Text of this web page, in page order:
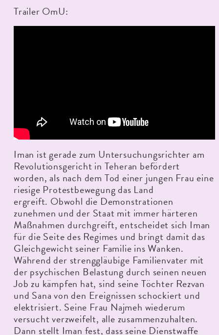
Trailer OmU:
Iman ist gerade zum Untersuchungsrichter am
Revolutionsgericht in Teheran befördert
worden, als nach dem Tod einer jungen Frau eine
riesige Protestbewegung das Land
ergreift. Obwohl die Demonstrationen
zunehmen und der Staat mit immer härteren
Maßnahmen durchgreift, entscheidet sich Iman
für die Seite des Regimes und bringt damit das
Gleichgewicht seiner Familie ins Wanken.
Während der strenggläubige Familienvater mit
der psychischen Belastung durch seinen neuen
Job zu kämpfen hat, sind seine Töchter Rezvan
und Sana von den Ereignissen schockiert und
elektrisiert. Seine Frau Najmeh wiederum
versucht verzweifelt, alle zusammenzuhalten.
Dann stellt Iman fest, dass seine Dienstwaffe